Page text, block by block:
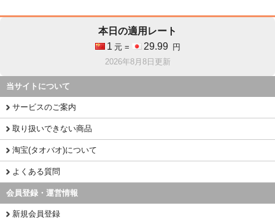
本日の適用レート
1 元 = 29.99
円
2026年8月8日更新
当サイトについて
サービスのご案内
取り扱いできない商品
淘宝(タオバオ)について
よくある質問
会員登録・運営情報
新規会員登録